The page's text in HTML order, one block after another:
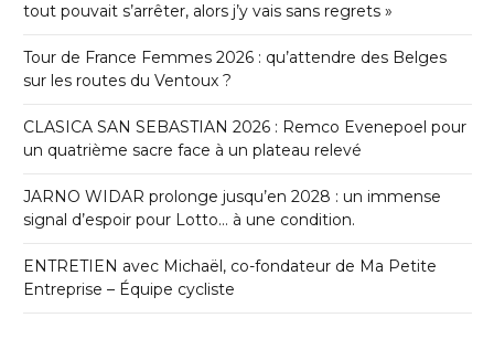
tout pouvait s’arrêter, alors j’y vais sans regrets »
Tour de France Femmes 2026 : qu’attendre des Belges
sur les routes du Ventoux ?
CLASICA SAN SEBASTIAN 2026 : Remco Evenepoel pour
un quatrième sacre face à un plateau relevé
JARNO WIDAR prolonge jusqu’en 2028 : un immense
signal d’espoir pour Lotto… à une condition.
ENTRETIEN avec Michaël, co-fondateur de Ma Petite
Entreprise – Équipe cycliste